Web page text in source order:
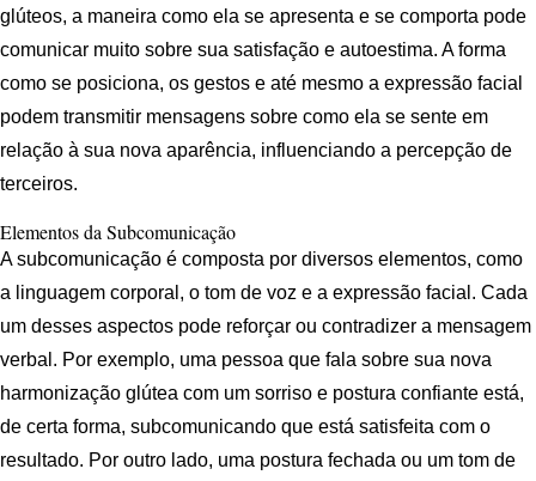
glúteos, a maneira como ela se apresenta e se comporta pode
comunicar muito sobre sua satisfação e autoestima. A forma
como se posiciona, os gestos e até mesmo a expressão facial
podem transmitir mensagens sobre como ela se sente em
relação à sua nova aparência, influenciando a percepção de
terceiros.
Elementos da Subcomunicação
A subcomunicação é composta por diversos elementos, como
a linguagem corporal, o tom de voz e a expressão facial. Cada
um desses aspectos pode reforçar ou contradizer a mensagem
verbal. Por exemplo, uma pessoa que fala sobre sua nova
harmonização glútea com um sorriso e postura confiante está,
de certa forma, subcomunicando que está satisfeita com o
resultado. Por outro lado, uma postura fechada ou um tom de